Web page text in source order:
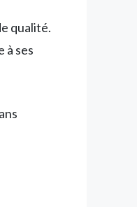
qualité.
à ses